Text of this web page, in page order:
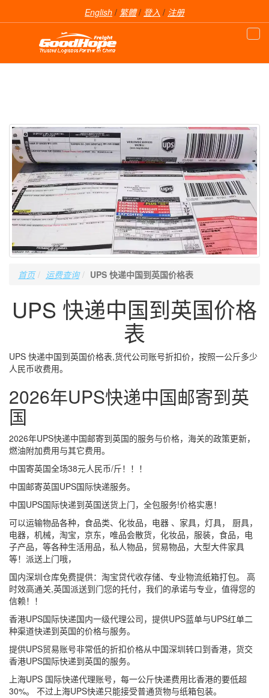
English / 繁體/ 登入 / 注册
首页 运费查询 UPS 快递中国到英国价格表
UPS 快递中国到英国价格
表
UPS 快递中国到英国价格表,货代公司账号折扣价，按照一公斤多少
人民币收费用。
2026年UPS快递中国邮寄到英
国
2026年UPS快递中国邮寄到英国的服务与价格，海关的政策更新，
燃油附加费用与其它费用。
中国寄英国全场38元人民币/斤！！！
中国邮寄英国UPS国际快递服务。
中国UPS国际快递到英国送货上门，全包服务!价格实惠！
可以运输物品各种，食品类、化妆品，电器 、家具，灯具， 厨具，
电器，机械，淘宝，京东，唯品会散货，化妆品，服装，食品，电
子产品，等各种生活用品，私人物品，贸易物品，大型大件家具
等！派送上门哦，
国内深圳仓库免费提供：淘宝贷代收存储、专业物流纸箱打包。 高
时效高通关,英国派送到门您的托付，我们的承诺与专业，值得您的
信赖！！
香港UPS国际快递国内一级代理公司，提供UPS蓝单与UPS红单二
种渠道快递到英国的价格与服务。
提供UPS贸易账号非常低的折扣价格从中国深圳转口到香港，货交
香港UPS国际快递到英国的服务。
上海UPS 国际快递代理账号，每一公斤快递费用比香港的要低超
30%。 不过上海UPS快递只能接受普通货物与纸箱包装。